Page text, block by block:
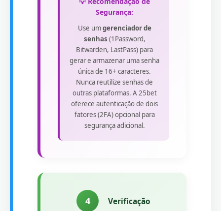
Segurança:
Use umgerenciador de
senhas (1Password,
Bitwarden, LastPass) para
gerar e armazenar uma senha
única de 16+ caracteres.
Nunca reutilize senhas de
outras plataformas. A 25bet
oferece autenticação de dois
fatores (2FA) opcional para
segurança adicional.
4
Verificação